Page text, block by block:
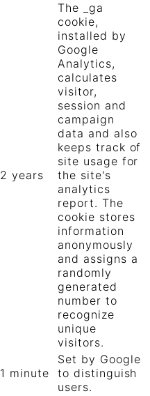
2 years
The _ga
cookie,
installed by
Google
Analytics,
calculates
visitor,
session and
campaign
data and also
keeps track of
site usage for
the site's
analytics
report. The
cookie stores
information
anonymously
and assigns a
randomly
generated
number to
recognize
unique
visitors.
1 minute
Set by Google
to distinguish
users.